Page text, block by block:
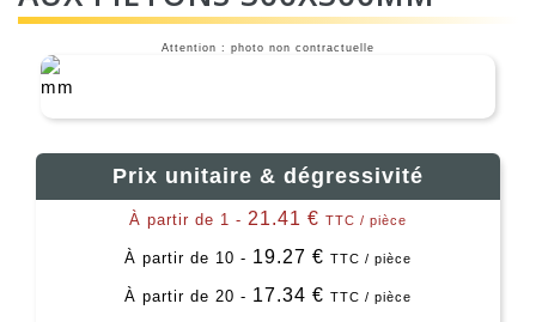
Attention : photo non contractuelle
Prix unitaire & dégressivité
À partir de 1 - 21.41 € TTC / pièce
À partir de 10 - 19.27 € TTC / pièce
À partir de 20 - 17.34 € TTC / pièce